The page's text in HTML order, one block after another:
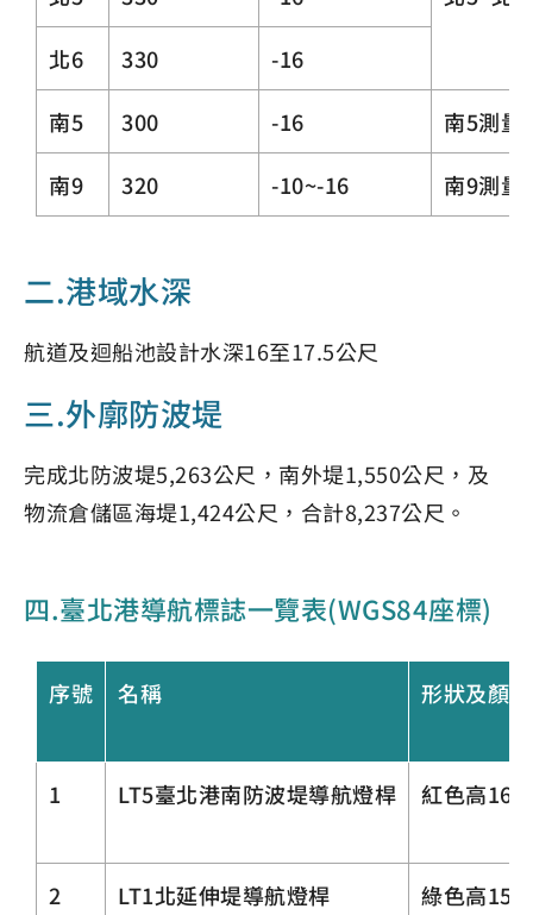
北6 330 -16
南5 300 -16 南5測量
南9 320 -10~-16 南9測量
二.港域水深
航道及迴船池設計水深16至17.5公尺
三.外廓防波堤
完成北防波堤5,263公尺，南外堤1,550公尺，及
物流倉儲區海堤1,424公尺，合計8,237公尺。
四.臺北港導航標誌一覽表(WGS84座標)
序號 名稱 形狀及顏色
1 LT5臺北港南防波堤導航燈桿 紅色高
2 LT1北延伸堤導航燈桿 綠色高